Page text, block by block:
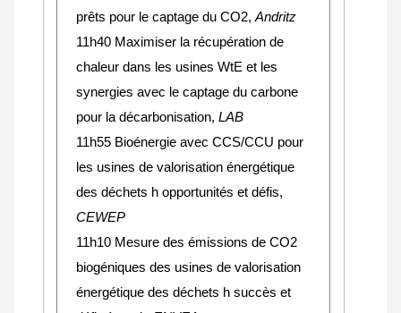
prêts pour le captage du CO2,Andritz
11h40 Maximiser la récupération de
chaleur dans les usines WtE et les
synergies avec le captage du carbone
pour la décarbonisation,LAB
11h55 Bioénergie avec CCS/CCU pour
les usines de valorisation énergétique
des déchets h opportunités et défis,
CEWEP
11h10 Mesure des émissions de CO2
biogéniques des usines de valorisation
énergétique des déchets h succès et